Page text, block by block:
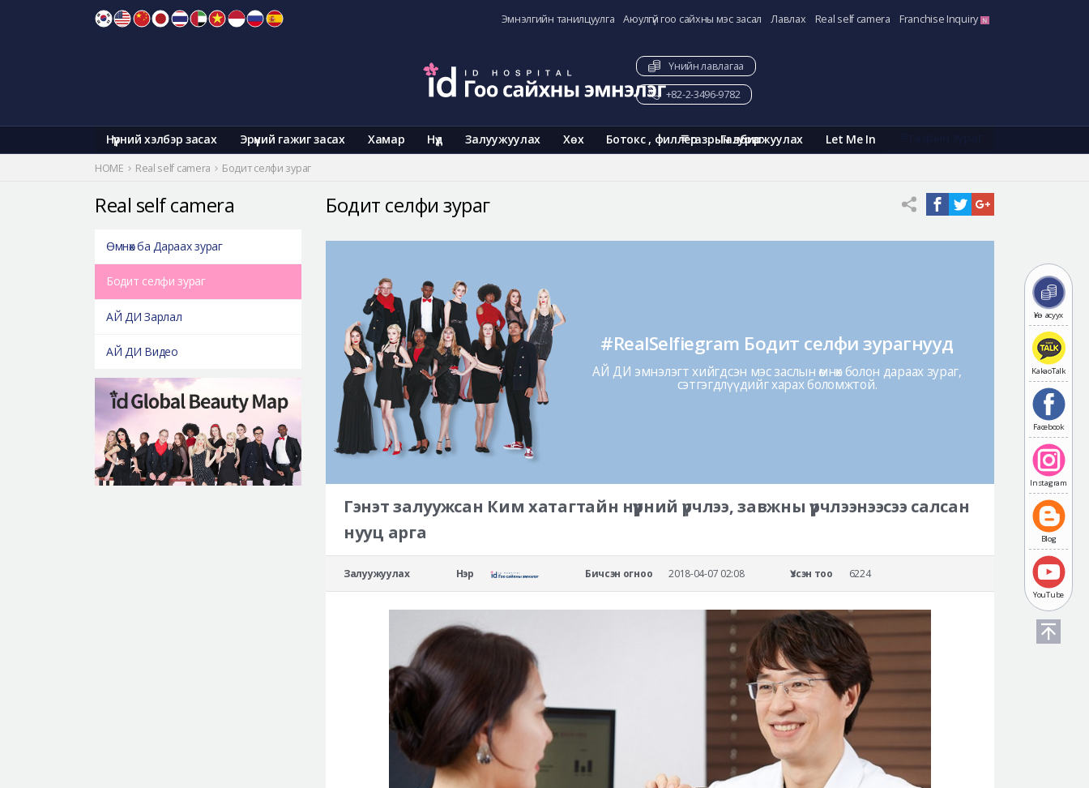
Эмнэлгийн танилцуулга Аюулгүй гоо сайхны мэс засал Лавлах Real self camera Franchise Inquiry
Нүүрний хэлбэр засах Эрүүний гажиг засах Хамар Нүд Залуужуулах Хөх Ботокс , филлер Галбиржуулах Let Me In
газрын зураг
Үнийн лавлагаа
+82-2-3496-9782
Үнэ асуух
KakaoTalk
Facebook
Instagram
Blog
YouTube
HOME Real self camera Бодит селфи зураг
Бодит селфи зураг
#RealSelfiegram Бодит селфи зурагнууд
АЙ ДИ эмнэлэгт хийгдсэн мэс заслын өмнөх болон дараах зураг,
сэтгэгдлүүдийг харах боломжтой.
Гэнэт залуужсан Ким хатагтайн нүүрний үрчлээ, завжны үрчлээнээсээ салсан
нууц арга
Залуужуулах Нэр Бичсэн огноо 2018-04-07 02:08 Үзсэн тоо 6224
Real self camera
Өмнөх ба Дараах зураг
Бодит селфи зураг
АЙ ДИ Зарлал
АЙ ДИ Видео